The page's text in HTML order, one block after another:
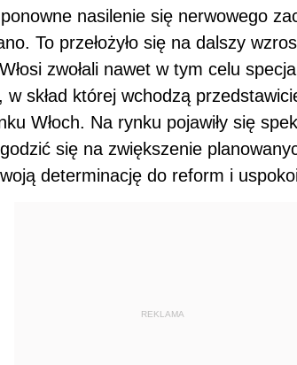
nasilenie się nerwowego
To przełożyło się na dalszy
zwołali nawet w tym celu
w skład której wchodzą
Włoch. Na rynku pojawiły się
się na zwiększenie
determinację do reform i
REKLAMA